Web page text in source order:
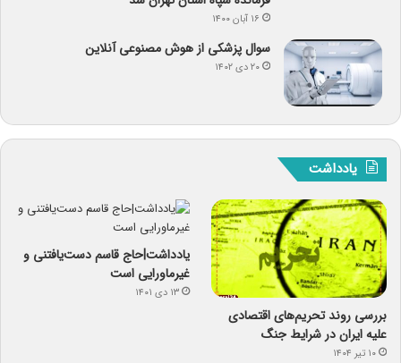
۱۶ آبان ۱۴۰۰
سوال پزشکی از هوش مصنوعی آنلاین
۲۰ دی ۱۴۰۲
یادداشت
بررسی روند تحریم‌های اقتصادی
علیه ایران در شرایط جنگ
۱۰ تیر ۱۴۰۴
یادداشت|حاج قاسم دست‌یافتنی و
غیرماورایی است
۱۳ دی ۱۴۰۱